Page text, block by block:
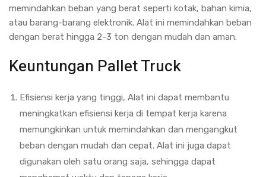
memindahkan beban yang berat seperti kotak, bahan kimia,
atau barang-barang elektronik. Alat ini memindahkan beban
dengan berat hingga 2-3 ton dengan mudah dan aman.
Keuntungan Pallet Truck
Efisiensi kerja yang tinggi, Alat ini dapat membantu
meningkatkan efisiensi kerja di tempat kerja karena
memungkinkan untuk memindahkan dan mengangkut
beban dengan mudah dan cepat. Alat ini juga dapat
digunakan oleh satu orang saja, sehingga dapat